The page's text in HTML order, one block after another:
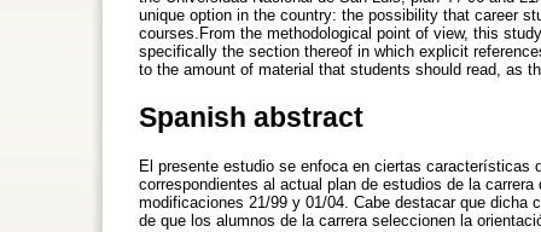
unique option in the country: the possibility that career
courses.From the methodological point of view, this
specifically the section thereof in which explicit
to the amount of material that students should read, as
Spanish abstract
El presente estudio se enfoca en ciertas
correspondientes al actual plan de estudios de la
modificaciones 21/99 y 01/04. Cabe destacar que dicha
de que los alumnos de la carrera seleccionen la